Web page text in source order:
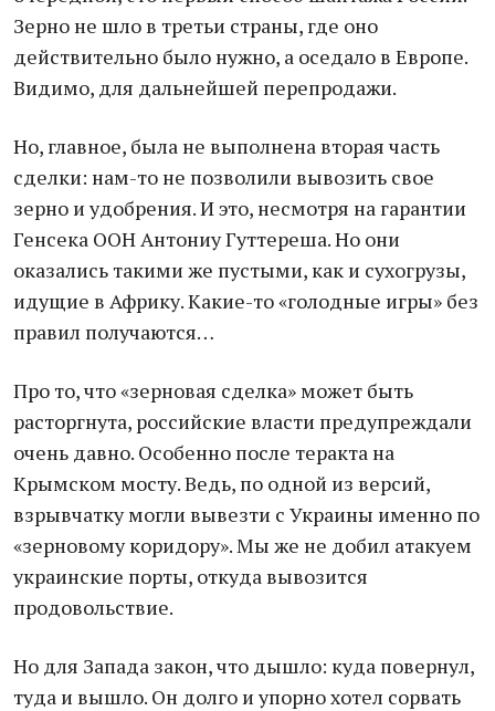
Зерно не шло в третьи страны, где оно
действительно было нужно, а оседало в Европе.
Видимо, для дальнейшей перепродажи.
Но, главное, была не выполнена вторая часть
сделки: нам-то не позволили вывозить свое
зерно и удобрения. И это, несмотря на гарантии
Генсека ООН Антониу Гуттереша. Но они
оказались такими же пустыми, как и сухогрузы,
идущие в Африку. Какие-то «голодные игры» без
правил получаются…
Про то, что «зерновая сделка» может быть
расторгнута, российские власти предупреждали
очень давно. Особенно после теракта на
Крымском мосту. Ведь, по одной из версий,
взрывчатку могли вывезти с Украины именно по
«зерновому коридору». Мы же не добил атакуем
украинские порты, откуда вывозится
продовольствие.
Но для Запада закон, что дышло: куда повернул,
туда и вышло. Он долго и упорно хотел сорвать